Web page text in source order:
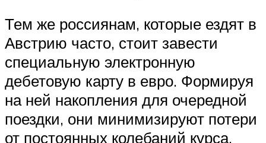
Тем же россиянам, которые ездят в
Австрию часто, стоит завести
специальную электронную
дебетовую карту в евро. Формируя
на ней накопления для очередной
поездки, они минимизируют потери
от постоянных колебаний курса.